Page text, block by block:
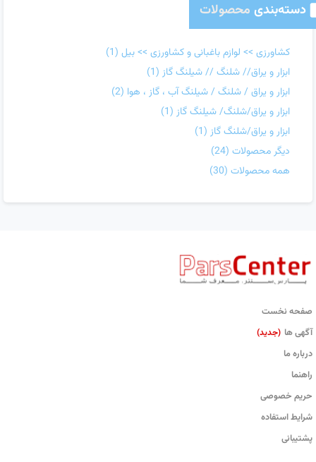
دسته‌بندی محصولات
کشاورزی >> لوازم باغبانی و کشاورزی >> بیل (1)
ابزار و یراق// شلنگ // شیلنگ گاز (1)
ابزار و یراق / شلنگ / شیلنگ آب ، گاز ، هوا (2)
ابزار و یراق/شلنگ/ شیلنگ گاز (1)
ابزار و یراق/شلنگ گاز (1)
دیگر محصولات (24)
همه محصولات (30)
صفحه نخست
آگهی ها (جدید)
درباره ما
راهنما
حریم خصوصی
شرایط استفاده
پشتیبانی